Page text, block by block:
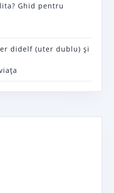
Ghid pentru
didelf (uter dublu) şi